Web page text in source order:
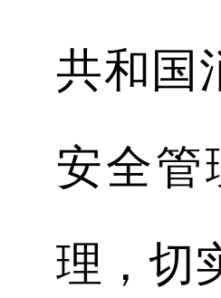
共和国
安全管
理，切